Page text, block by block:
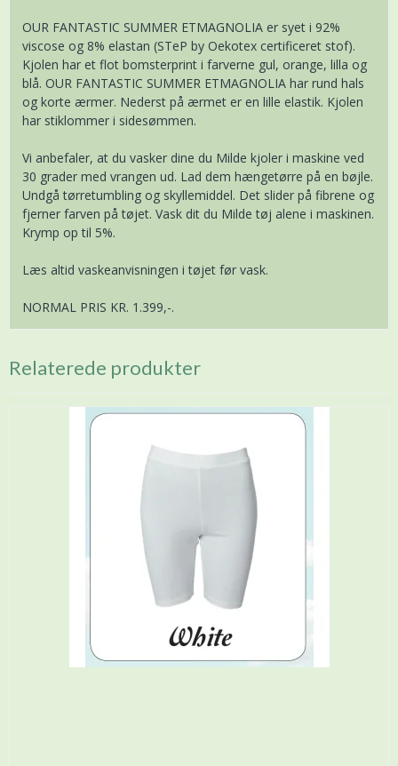
OUR FANTASTIC SUMMER ETMAGNOLIA er syet i 92%
viscose og 8% elastan (STeP by Oekotex certificeret stof).
Kjolen har et flot bomsterprint i farverne gul, orange, lilla og
blå. OUR FANTASTIC SUMMER ETMAGNOLIA har rund hals
og korte ærmer. Nederst på ærmet er en lille elastik. Kjolen
har stiklommer i sidesømmen.
Vi anbefaler, at du vasker dine du Milde kjoler i maskine ved
30 grader med vrangen ud. Lad dem hængetørre på en bøjle.
Undgå tørretumbling og skyllemiddel. Det slider på fibrene og
fjerner farven på tøjet. Vask dit du Milde tøj alene i maskinen.
Krymp op til 5%.
Læs altid vaskeanvisningen i tøjet før vask.
NORMAL PRIS KR. 1.399,-.
Relaterede produkter